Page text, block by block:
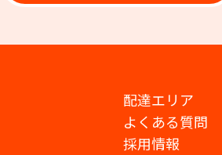
配達エリア
よくある質問
採用情報